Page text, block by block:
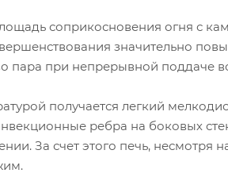
соприкосновения огня с
значительно
пара при непрерывной поддаче
получается легкий
ребра на боковых
За счет этого печь, несмотря